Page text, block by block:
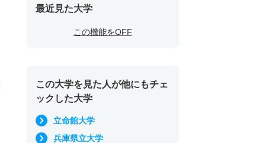
最近見た大学
この機能をOFF
この大学を見た人が他にもチェ
ックした大学
立命館大学
兵庫県立大学